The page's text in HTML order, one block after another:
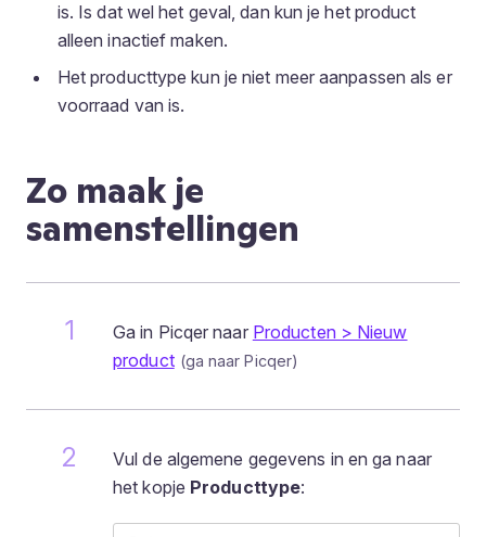
is. Is dat wel het geval, dan kun je het product
alleen inactief maken.
Het producttype kun je niet meer aanpassen als er
voorraad van is.
Zo maak je
samenstellingen
Ga in Picqer naar Producten > Nieuw
product
Vul de algemene gegevens in en ga naar
het kopje Producttype: